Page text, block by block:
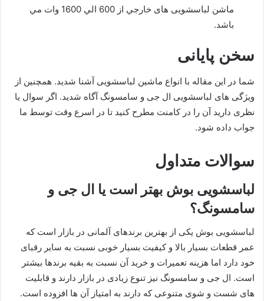
ماشن لباسشویی های خارجي از 600 الي 1600 وات مي
باشد.
سخن پایانی
شما در این مقاله با انواع ماشین لباسشویی آشنا شدید. همچنین از
ویژگی های لباسشویی ال جی و سامسونگ آگاه شدید. اگر سوال یا
نظری دارید آن را در کامنت مطرح کنید تا در اسرع وقت توسط ما
جواب داده شود.
سوالات متداول
لباسشویی بوش بهتر است یا ال جی و
سامسونگ؟
لباسشویی بوش یکی از بهترین برندهای آلمانی در بازار است که
عمر قطعات بسیار بالا و کیفیت بسیار خوبی نسبت به سایر رقبای
خود دارد اما هزینه تعمیرات و خرید آن نسبت به بقیه برندها بیشتر
است. ال جی و سامسونگ نیز تنوع زیادی در بازار دارند و قابلیت
های شست و شوی متنوعی که دارند به امتیاز آن ها افزوده است.